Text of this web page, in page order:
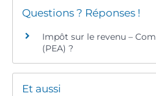
Questions ? Réponses !
Impôt sur le revenu –
(PEA) ?
Et aussi